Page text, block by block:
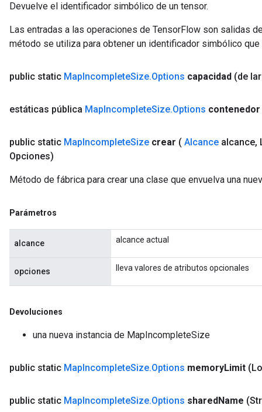
Devuelve el identificador simbólico de un tensor.
Las entradas a las operaciones de TensorFlow son salidas
método se utiliza para obtener un identificador simbólico
public static MapIncompleteSize.Options capacidad (de
estáticas pública MapIncompleteSize.Options contenedor
public static MapIncompleteSize crear ( Alcance alcance,
Opciones)
Método de fábrica para crear una clase que envuelva una
Parámetros
alcance alcance actual
opciones lleva valores de atributos opcionales
Devoluciones
una nueva instancia de MapIncompleteSize
public static MapIncompleteSize.Options memoryLimit
public static MapIncompleteSize.Options sharedName